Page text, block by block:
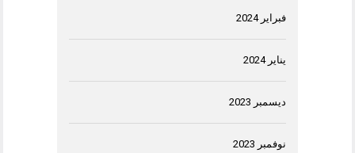
فبراير 2024
يناير 2024
ديسمبر 2023
نوفمبر 2023